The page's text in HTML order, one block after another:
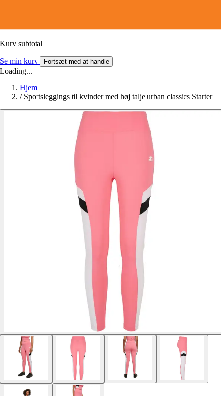
Kurv subtotal
Se min kurv Fortsæt med at handle
Loading...
Hjem
/ Sportsleggings til kvinder med høj talje urban classics Starter